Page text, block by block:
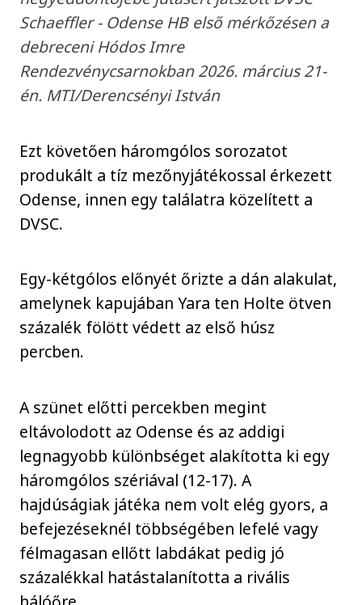
Schaeffler - Odense HB első mérkőzésen a
debreceni Hódos Imre
Rendezvénycsarnokban 2026. március 21-
én. MTI/Derencsényi István
Ezt követően háromgólos sorozatot
produkált a tíz mezőnyjátékossal érkezett
Odense, innen egy találatra közelített a
DVSC.
Egy-kétgólos előnyét őrizte a dán alakulat,
amelynek kapujában Yara ten Holte ötven
százalék fölött védett az első húsz
percben.
A szünet előtti percekben megint
eltávolodott az Odense és az addigi
legnagyobb különbséget alakította ki egy
háromgólos szériával (12-17). A
hajdúságiak játéka nem volt elég gyors, a
befejezéseknél többségében lefelé vagy
félmagasan ellőtt labdákat pedig jó
százalékkal hatástalanította a rivális